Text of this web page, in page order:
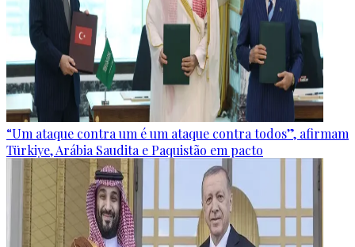
“Um ataque contra um é um ataque contra todos”, afirmam
Türkiye, Arábia Saudita e Paquistão em pacto